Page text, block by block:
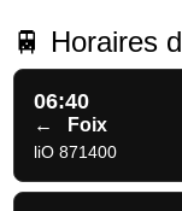
🚆 Horaires
06:40
← Foix
liO 871400